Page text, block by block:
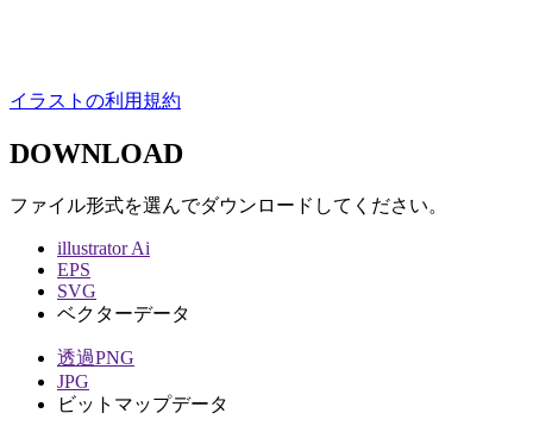
イラストの利用規約
DOWNLOAD
ファイル形式を選んでダウンロードしてください。
illustrator Ai
EPS
SVG
ベクターデータ
透過PNG
JPG
ビットマップデータ